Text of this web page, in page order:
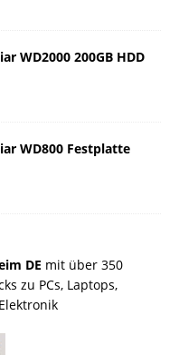
WD2000 200GB HDD
WD800 Festplatte
DE mit über 350
zu PCs, Laptops,